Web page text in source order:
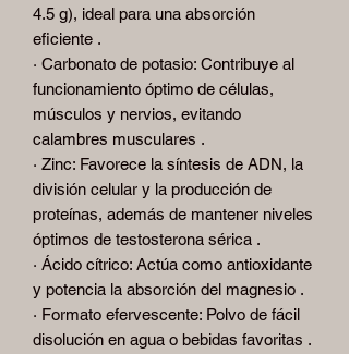
4.5 g), ideal para una absorción
eficiente .
· Carbonato de potasio: Contribuye al
funcionamiento óptimo de células,
músculos y nervios, evitando
calambres musculares .
· Zinc: Favorece la síntesis de ADN, la
división celular y la producción de
proteínas, además de mantener niveles
óptimos de testosterona sérica .
· Ácido cítrico: Actúa como antioxidante
y potencia la absorción del magnesio .
· Formato efervescente: Polvo de fácil
disolución en agua o bebidas favoritas .